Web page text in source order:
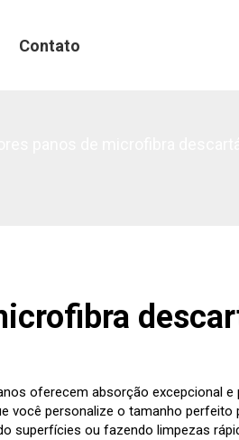
Contato
oferecem absorção excepcional e
você personalize o tamanho perfeito
superfícies ou fazendo limpezas